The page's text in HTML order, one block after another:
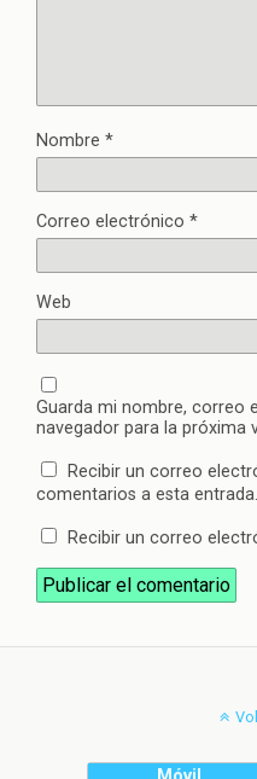
Nombre *
Correo electrónico *
Web
Guarda mi nombre, correo
navegador para la próxima
Recibir un correo
comentarios a esta entrada.
Recibir un correo